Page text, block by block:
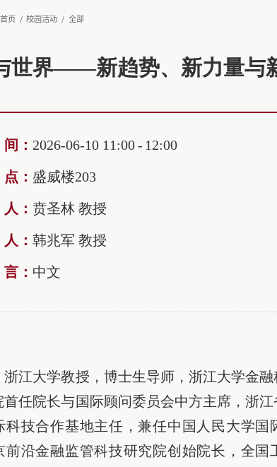
首页 校园活动 全部
世界——新趋势、新力量与
： 2026-06-10 11:00 12:00
： 盛威楼203
： 贲圣林 教授
： 韩兆军 教授
： 中文
浙江大学教授，博士生导师，浙江大学金
首任院长与国际顾问委员会中方主席，浙
科技合作基地主任，兼任中国人民大学国
前沿金融监管科技研究院创始院长，全国